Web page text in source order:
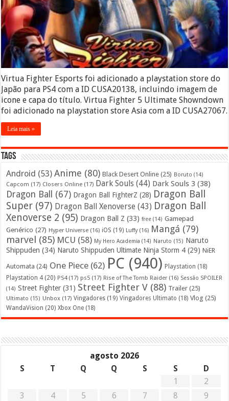
Virtua Fighter Esports foi adicionado a playstation store do
Japão para PS4 com a ID CUSA20138, incluindo imagem de
icone e capa do título. Virtua Fighter 5 Ultimate Showndown
foi adicionado na playstation store Asia com a ID CUSA27067.
Leia mais »
Tags
Android (53) Anime (80) Black Desert Online (25) Boruto (14)
Capcom (17) Closers Online (17) Dark Souls (44) Dark Souls 3 (38)
Dragon Ball (67) Dragon Ball FighterZ (28) Dragon Ball
Super (97) Dragon Ball Xenoverse (43) Dragon Ball
Xenoverse 2 (95) Dragon Ball Z (33) free (14) Gamepad
Genérico (27) Hyper Universe (16) iOS (19) Luffy(16) Mangá (79)
marvel (85) MCU (58) My Hero Academia (14) Naruto (15) Naruto
Shippuden (34) Naruto Shippuden Ultimate Ninja Storm 4 (29) NiER
Automata (24) One Piece (62) PC (940) Playstation (18)
Playstation 4 (20) PS4(17) ps5 (17) Rise of The Tomb Raider (16) Sessão SPOILER
(14) Street Fighter (31) Street Fighter V (88) Trailer (25)
Ultimato (15) Unbox (17) Vingadores (19) Vingadores Ultimato (18) Vlog (25)
WandaVision (20) Xbox One (18)
agosto 2026
S
T Q Q S S
D
1
2
3
4 5 6 7 8
9